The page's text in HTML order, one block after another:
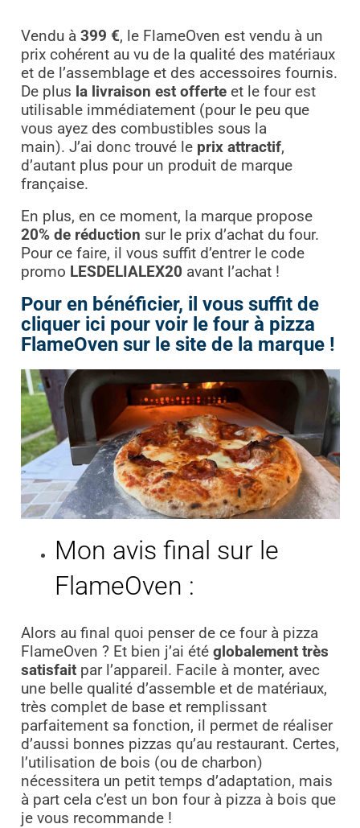
Vendu à399 €, le FlameOven est vendu à un
prix cohérent au vu de la qualité des matériaux
et de l’assemblage et des accessoires fournis.
De plus la livraison est offerteet le four est
utilisable immédiatement (pour le peu que
vous ayez des combustibles sous la
main). J’ai donc trouvé le prix attractif,
d’autant plus pour un produit de marque
française.
En plus, en ce moment, la marque propose
20% de réduction sur le prix d’achat du four.
Pour ce faire, il vous suffit d’entrer le code
promo LESDELIALEX20 avant l’achat !
Pour en bénéficier, il vous suffit de
cliquer ici pour voir le four à pizza
FlameOven sur le site de la marque !
Mon avis final sur le
FlameOven :
Alors au final quoi penser de ce four à pizza
FlameOven ? Et bien j’ai été globalement très
satisfaitpar l’appareil. Facile à monter, avec
une belle qualité d’assemble et de matériaux,
très complet de base et remplissant
parfaitement sa fonction, il permet de réaliser
d’aussi bonnes pizzas qu’au restaurant. Certes,
l’utilisation de bois (ou de charbon)
nécessitera un petit temps d’adaptation, mais
à part cela c’est un bon four à pizza à bois que
je vous recommande !